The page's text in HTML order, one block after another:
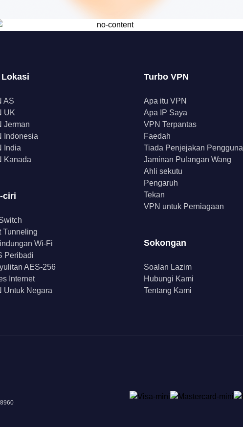
Lokasi
AS
UK
Jerman
Indonesia
India
Kanada
ciri
Tunneling
Wi-Fi
Peribadi
AES-256
Internet
Untuk Negara
Turbo VPN
Apa itu VPN
Apa IP Saya
VPN Terpantas
Faedah
Tiada Penjejakan Pengguna
Jaminan Pulangan Wang
Ahli sekutu
Pengaruh
Tekan
VPN untuk Perniagaan
Sokongan
Soalan Lazim
Hubungi Kami
Tentang Kami